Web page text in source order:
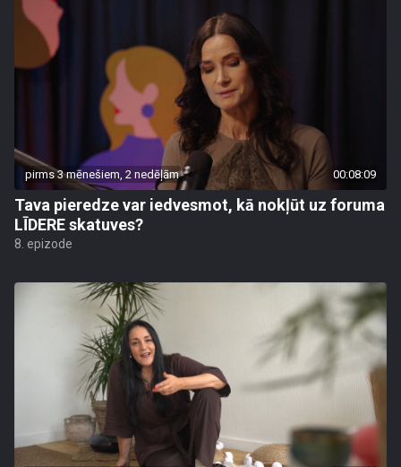
pirms 3 mēnešiem, 2 nedēļām 00:08:09
Tava pieredze var iedvesmot, kā nokļūt uz foruma
LĪDERE skatuves?
8. epizode